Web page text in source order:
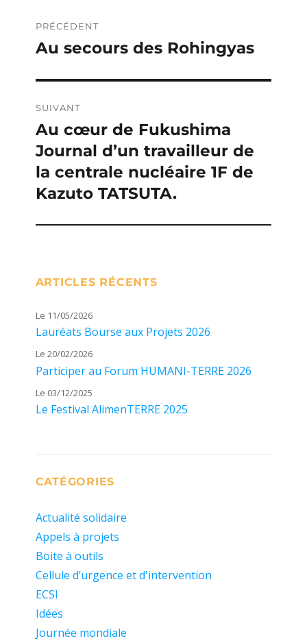
de
PRÉCÉDENT
Publication
Au secours des Rohingyas
SUIVANT
Publication
suivante :
Au cœur de Fukushima
Journal d’un travailleur de
la centrale nucléaire 1F de
Kazuto TATSUTA.
ARTICLES RÉCENTS
Le 11/05/2026
Lauréats Bourse aux Projets 2026
Le 20/02/2026
Participer au Forum HUMANI-TERRE 2026
Le 03/12/2025
Le Festival AlimenTERRE 2025
CATÉGORIES
Actualité solidaire
Appels à projets
Boite à outils
Cellule d’urgence et d'intervention
ECSI
Idées
Journée mondiale